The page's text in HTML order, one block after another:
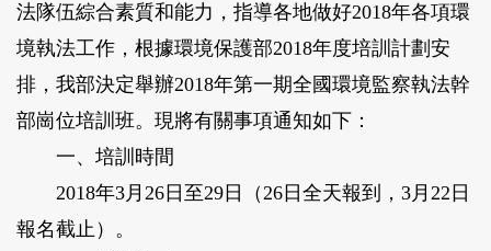
法隊伍綜合素質和能力，指導各地做好2018年各項環
境執法工作，根據環境保護部2018年度培訓計劃安
排，我部決定舉辦2018年第一期全國環境監察執法幹
部崗位培訓班。現將有關事項通知如下：
一、培訓時間
2018年3月26日至29日（26日全天報到，3月22日
報名截止）。